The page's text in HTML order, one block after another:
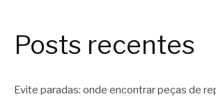
Posts recentes
Evite paradas: onde encontrar peças de